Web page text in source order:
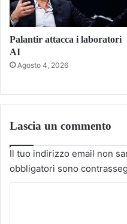
Palantir attacca i laboratori
AI
Agosto 4, 2026
Lascia un commento
Il tuo indirizzo email non
obbligatori sono